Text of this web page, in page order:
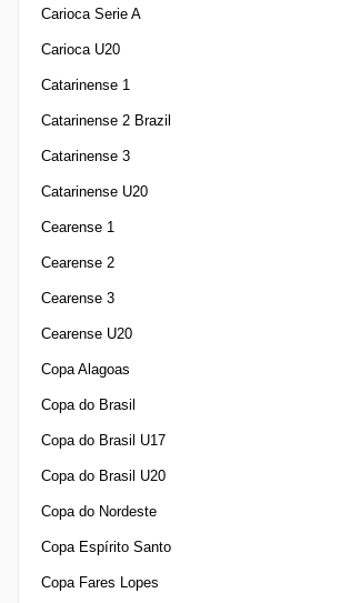
Carioca Serie A
Carioca U20
Catarinense 1
Catarinense 2 Brazil
Catarinense 3
Catarinense U20
Cearense 1
Cearense 2
Cearense 3
Cearense U20
Copa Alagoas
Copa do Brasil
Copa do Brasil U17
Copa do Brasil U20
Copa do Nordeste
Copa Espírito Santo
Copa Fares Lopes